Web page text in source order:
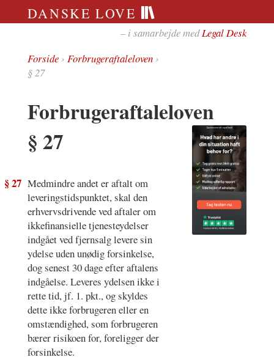
DANSKE LOVE
– i samarbejde medLegal Desk
Forside› Forbrugeraftaleloven›
§ 27
Forbrugeraftaleloven
§ 27
§ 27 Medmindre andet er aftalt om
leveringstidspunktet, skal den
erhvervsdrivende ved aftaler om
ikkefinansielle tjenesteydelser
indgået ved fjernsalg levere sin
ydelse uden unødig forsinkelse,
dog senest 30 dage efter aftalens
indgåelse. Leveres ydelsen ikke i
rette tid, jf. 1. pkt., og skyldes
dette ikke forbrugeren eller en
omstændighed, som forbrugeren
bærer risikoen for, foreligger der
forsinkelse.